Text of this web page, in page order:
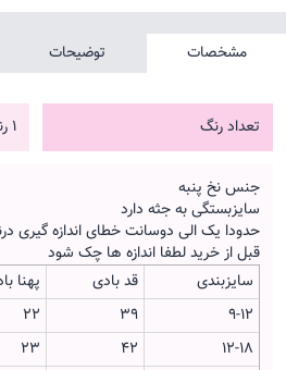
مشخصات توضیحات
تعداد رنگ 1 رنگ
جنس نخ پنبه
سایزبستگی به جثه دارد
حدودا یک الی دوسانت خطای اندازه گیری
قبل از خرید لطفا اندازه ها چک شود
سایزبندی
قد بادی پهنا
9-12
39
22
12-18
42
23